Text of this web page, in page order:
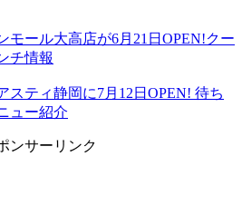
モール大高店が6月21日OPEN!クー
チ情報
スティ静岡に7月12日OPEN! 待ち
ュー紹介
ンサーリンク